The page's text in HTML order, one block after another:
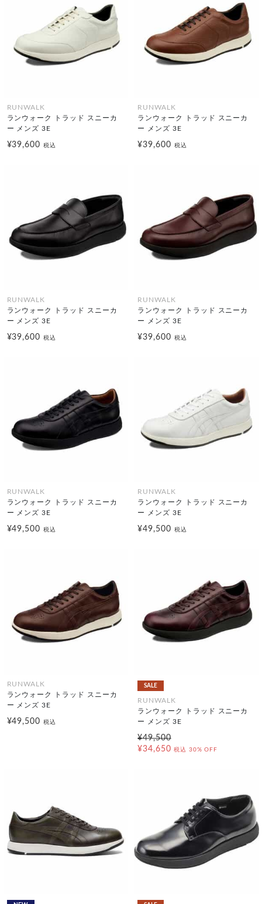
RUNWALK
ランウォーク トラッド スニーカ
ー メンズ 3E
¥39,600税込
RUNWALK
ランウォーク トラッド スニーカ
ー メンズ 3E
¥39,600 税込
RUNWALK
ランウォーク トラッド スニーカ
ー メンズ 3E
¥39,600税込
RUNWALK
ランウォーク トラッド スニーカ
ー メンズ 3E
¥39,600 税込
RUNWALK
ランウォーク トラッド スニーカ
ー メンズ 3E
¥49,500税込
RUNWALK
ランウォーク トラッド スニーカ
ー メンズ 3E
¥49,500 税込
RUNWALK
ランウォーク トラッド スニーカ
ー メンズ 3E
¥49,500税込
SALE
RUNWALK
ランウォーク トラッド スニーカ
ー メンズ 3E
¥49,500
¥34,650 税込 30% OFF